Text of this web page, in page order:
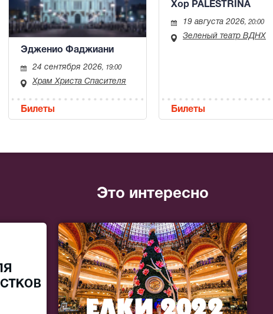
Эдженио Фаджиани
24 сентября 2026, 19:00
Храм Христа Спасителя
Билеты
Хор PALESTRINA
19 августа 2026, 20:00
Зеленый театр ВДНХ
Билеты
Это интересно